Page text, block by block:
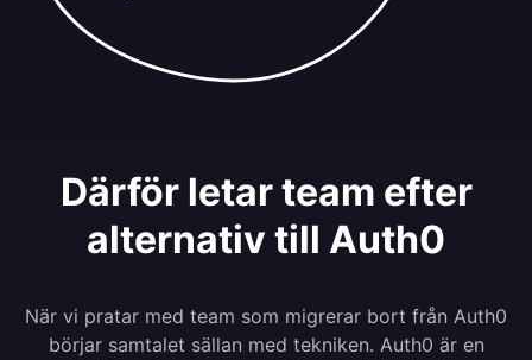
Därför letar team efter
alternativ till Auth0
När vi pratar med team som migrerar bort från Auth0
börjar samtalet sällan med tekniken. Auth0 är en